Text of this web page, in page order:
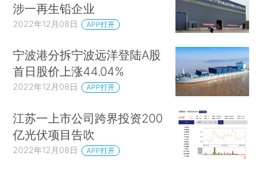
涉一再生铅企业
2022年12月08日 APP打开
宁波港分拆宁波远洋登陆A股
首日股价上涨44.04%
2022年12月08日 APP打开
江苏一上市公司跨界投资200
亿光伏项目告吹
2022年12月08日 APP打开